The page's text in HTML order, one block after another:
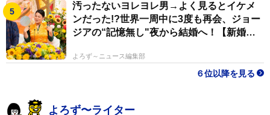
汚ったないヨレヨレ男→よく見るとイケメ
ンだった!?世界一周中に3度も再会、ジョー
ジアの“記憶無し"夜から結婚へ！【新婚さ
よろず～ニュース編集部
６位以降を見る
よろず〜ライター